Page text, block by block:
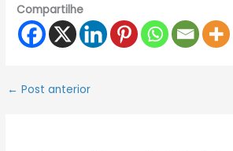
Compartilhe
← Post anterior